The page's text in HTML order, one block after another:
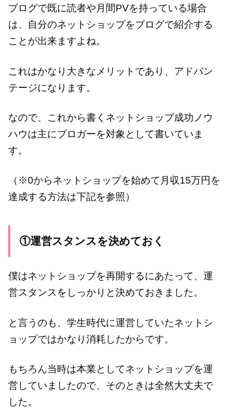
ブログで既に読者や月間PVを持っている場合
は、自分のネットショップをブログで紹介する
ことが出来ますよね。
これはかなり大きなメリットであり、アドバン
テージになります。
なので、これから書くネットショップ成功ノウ
ハウは主にブロガーを対象として書いていま
す。
（※0からネットショップを始めて月収15万円を
達成する方法は下記を参照）
①運営スタンスを決めておく
僕はネットショップを再開するにあたって、運
営スタンスをしっかりと決めておきました。
と言うのも、学生時代に運営していたネットシ
ョップではかなり消耗したからです。
もちろん当時は本業としてネットショップを運
営していましたので、そのときは全然大丈夫で
した。